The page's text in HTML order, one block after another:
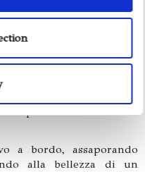
arancio, rosa e viola. Con
in barca al tramonto
Naviga tra le acque
la pelle. Ammira la
che si illumina con le
Capri che si accende di
a bordo, assaporando
alla bellezza di un